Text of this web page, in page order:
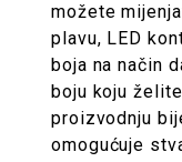
možete
plavu, LED
boja na način
boju koju
proizvodnju
omogućuje